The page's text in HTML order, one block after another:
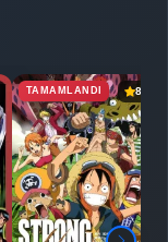
TAMAMLANDI 8.0